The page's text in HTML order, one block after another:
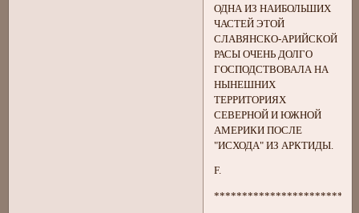
ОДНА ИЗ НАИБОЛЬШИХ
ЧАСТЕЙ ЭТОЙ
СЛАВЯНСКО-АРИЙСКОЙ
РАСЫ ОЧЕНЬ ДОЛГО
ГОСПОДСТВОВАЛА НА
НЫНЕШНИХ
ТЕРРИТОРИЯХ
СЕВЕРНОЙ И ЮЖНОЙ
АМЕРИКИ ПОСЛЕ
"ИСХОДА" ИЗ АРКТИДЫ.
F.